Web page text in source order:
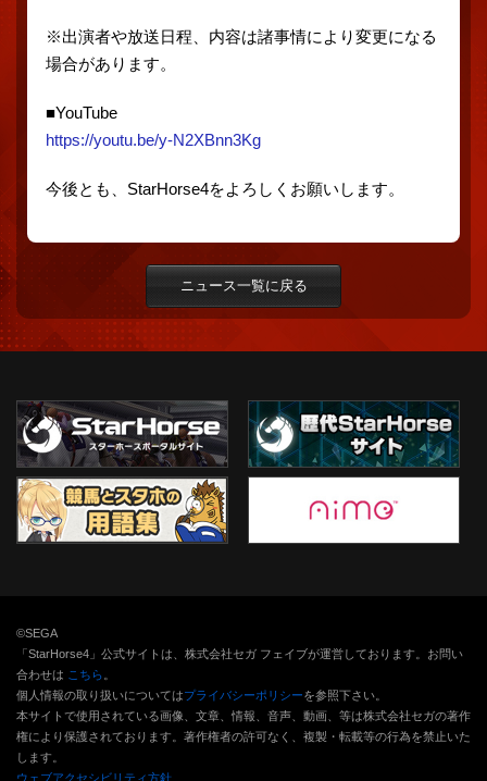
※出演者や放送日程、内容は諸事情により変更になる
場合があります。
■YouTube
https://youtu.be/y-N2XBnn3Kg
今後とも、StarHorse4をよろしくお願いします。
ニュース一覧に戻る
©SEGA
「StarHorse4」公式サイトは、株式会社セガ フェイブが運営しております。お問い
合わせは こちら
個人情報の取り扱いについてはプライバシーポリシーを参照下さい。
本サイトで使用されている画像、文章、情報、音声、動画、等は株式会社セガの著作
権により保護されております。 著作権者の許可なく、複製・転載等の行為を禁止いた
します。
ウェブアクセシビリティ方針